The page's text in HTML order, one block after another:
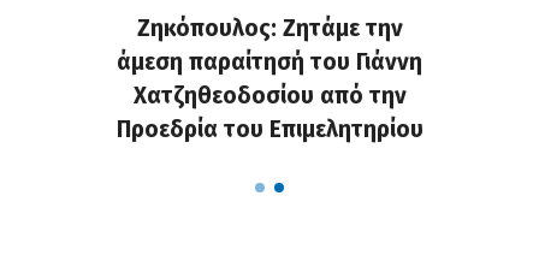
Ζηκόπουλος: Ζητάμε την
άμεση παραίτησή του Γιάννη
Χατζηθεοδοσίου από την
Προεδρία του Επιμελητηρίου